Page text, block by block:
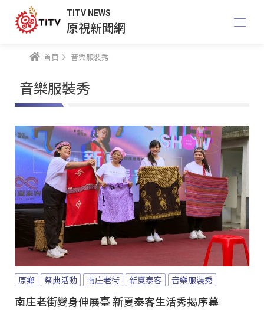
TITV NEWS
原視新聞網
首頁 音樂服裝秀
音樂服裝秀
原鄉 祭典活動 南庄老街 新夏泰客 音樂服裝秀
南庄老街變身伸展臺 新夏泰客生活秀揭序幕